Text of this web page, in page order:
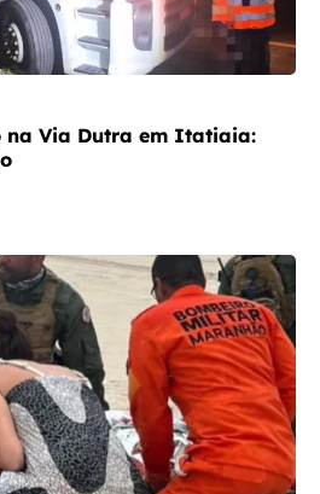
na Via Dutra em Itatiaia: